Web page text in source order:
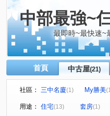
中部最強~
最即時~最快速~
首頁 中古屋(21)
社區： 三中名廈(1) My勝美
文心1
瑞聯天地U區
用途： 住宅(13) 套房(1)